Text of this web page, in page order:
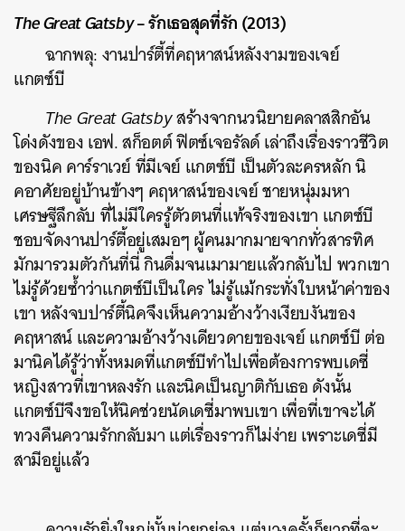
The Great Gatsby– รักเธอสุดที่รัก (2013)
ฉากพลุ: งานปาร์ตี้ที่คฤหาสน์หลังงามของเจย์
แกตซ์บี
The Great Gatsbyสร้างจากนวนิยายคลาสสิกอัน
โด่งดังของ เอฟ. สก็อตต์ ฟิตซ์เจอรัลด์ เล่าถึงเรื่องราวชีวิต
ของนิค คาร์ราเวย์ ที่มีเจย์ แกตซ์บี เป็นตัวละครหลัก นิ
คอาศัยอยู่บ้านข้างๆ คฤหาสน์ของเจย์ ชายหนุ่มมหา
เศรษฐีลึกลับ ที่ไม่มีใครรู้ตัวตนที่แท้จริงของเขา แกตซ์บี
ชอบจัดงานปาร์ตี้อยู่เสมอๆ ผู้คนมากมายจากทั่วสารทิศ
มักมารวมตัวกันที่นี่ กินดื่มจนเมามายแล้วกลับไป พวกเขา
ไม่รู้ด้วยซ้ำว่าแกตซ์บีเป็นใคร ไม่รู้แม้กระทั่งใบหน้าค่าของ
เขา หลังจบปาร์ตี้นิคจึงเห็นความอ้างว้างเงียบงันของ
คฤหาสน์ และความอ้างว้างเดียวดายของเจย์ แกตซ์บี ต่อ
มานิคได้รู้ว่าทั้งหมดที่แกตซ์บีทำไปเพื่อต้องการพบเดซี่
หญิงสาวที่เขาหลงรัก และนิคเป็นญาติกับเธอ ดังนั้น
แกตซ์บีจึงขอให้นิคช่วยนัดเดซี่มาพบเขา เพื่อที่เขาจะได้
ทวงคืนความรักกลับมา แต่เรื่องราวก็ไม่ง่าย เพราะเดซี่มี
สามีอยู่แล้ว